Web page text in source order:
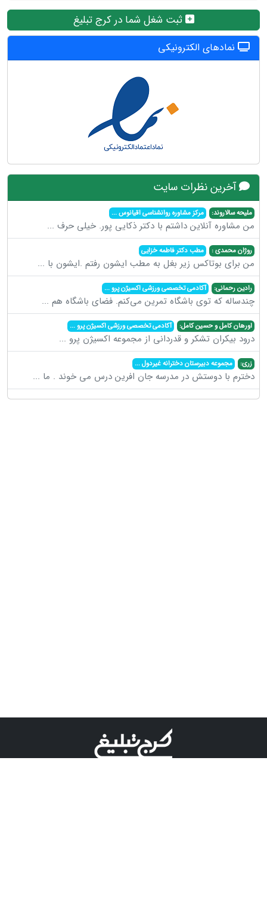
ثبت شغل شما در کرج تبلیغ
نمادهای الکترونیکی
آخرین نظرات سایت
ملیحه سالاروند: مرکز مشاوره روانشناسی اقیانوس...
من مشاوره آنلاین داشتم با دکتر ذکایی پور. خیلی حرف ...
روژان محمدی : مطب دکتر فاطمه خزایی
من برای بوتاکس زیر بغل به مطب ایشون رفتم .ایشون با ...
رادین رحمانی: آکادمی تخصصی ورزشی اکسیژن پرو...
چندساله که توی باشگاه تمرین می‌کنم. فضای باشگاه هم ...
اورهان کامل و حسین کامل: آکادمی تخصصی ورزشی اکسیژن پرو...
درود بیکران تشکر و قدردانی از مجموعه اکسیژن پرو ...
زری: مجموعه دبیرستان دخترانه غیردول...
دخترم با دوستش در مدرسه جان افرین درس می خوند . ما ...